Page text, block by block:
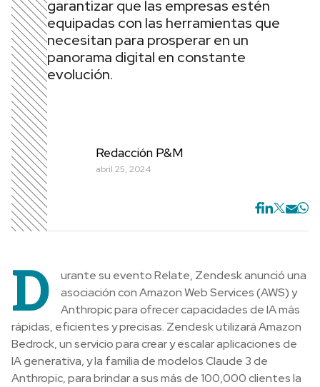
garantizar que las empresas estén
equipadas con las herramientas que
necesitan para prosperar en un
panorama digital en constante
evolución.
Redacción P&M
abril 25, 2024
D
urante su evento Relate, Zendesk anunció una
asociación con Amazon Web Services (AWS) y
Anthropic para ofrecer capacidades de IA más
rápidas, eficientes y precisas. Zendesk utilizará Amazon
Bedrock, un servicio para crear y escalar aplicaciones de
IA generativa, y la familia de modelos Claude 3 de
Anthropic, para brindar a sus más de 100,000 clientes la